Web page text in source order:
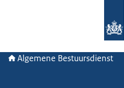
Algemene Bestuursdienst